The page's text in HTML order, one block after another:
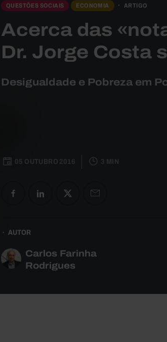
QUESTÕES SOCIAIS ECONOMIA ARTIGO
Acerca das
Dr. Jorge Costa
Desigualdade e Pobreza em
05 OUTUBRO 2016 3 MIN
AUTOR
Carlos Farinha
Rodrigues